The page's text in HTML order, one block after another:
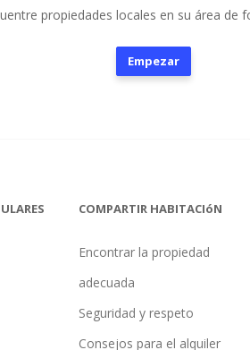
propiedades locales en su área de
Empezar
COMPARTIR HABITACIóN
Encontrar la propiedad
adecuada
Seguridad y respeto
Consejos para el alquiler